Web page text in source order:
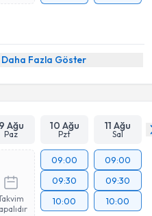
Daha Fazla Göster
9 Ağu
Paz
10 Ağu
Pzt
11 Ağu
Sal
09:00
09:30
10:00
09:00
09:30
10:00